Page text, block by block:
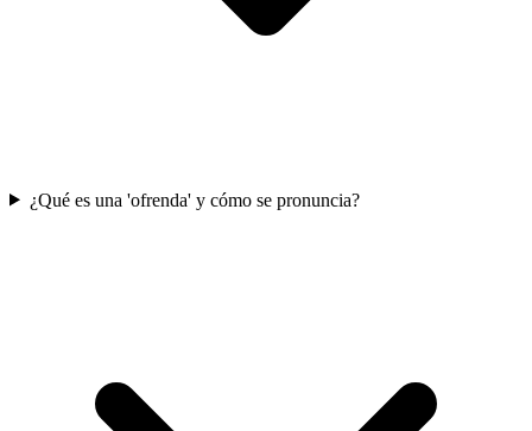
¿Qué es una 'ofrenda' y cómo se pronuncia?